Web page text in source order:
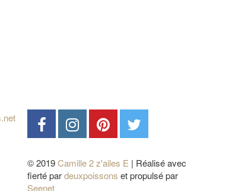
© 2019Camille 2 z'ailes E | Réalisé avec
fierté pardeuxpoissons et propulsé par
Seenet